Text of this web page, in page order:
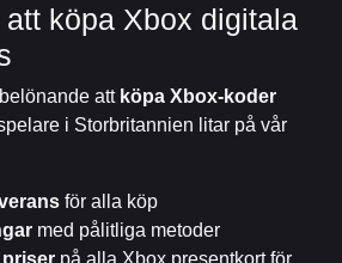
att köpa Xbox digitala
att köpa Xbox-koder
i Storbritannien litar på vår
för alla köp
med pålitliga metoder
på alla Xbox presentkort för